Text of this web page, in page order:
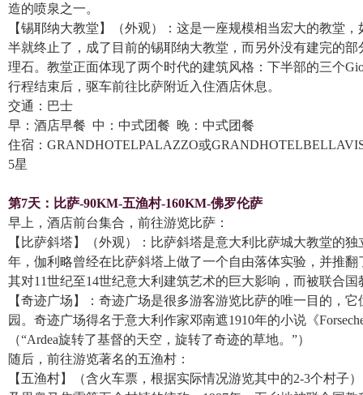
造的喷泉之一。
【锡耶纳大教堂】（外观）：这是一座规模相当宏大的教堂
半就终止了，成了目前的锡耶纳大教堂，而另外没有建完的
理石。教堂正面体现了两个时代的建筑风格：下半部的三个
行程结束后，驱车前往比萨附近入住酒店休息。
交通：巴士
早：酒店早餐 中：中式团餐 晚：中式团餐
住宿：GRANDHOTELPALAZZO或
5星
第7天：比萨-90KM-五渔村-160KM-佛罗伦萨
早上，酒店前台集合，前往游览比萨：
【比萨斜塔】（外观）：比萨斜塔是意大利比萨城大教堂的
年，伽利略曾经在比萨斜塔上做了一个自由落体实验，并推
其对11世纪至14世纪意大利建筑艺术的巨大影响，而被联合
【奇迹广场】：奇迹广场是很多游客游览比萨的唯一目的，
园。奇迹广场得名于意大利作家邓南遮1910年的小说《
（“Ardea旋转了基督的天空，旋转了奇迹的草地。”）
随后，前往游览著名的五渔村：
【五渔村】（含火车票，根据实际情况游览其中的2-3个村